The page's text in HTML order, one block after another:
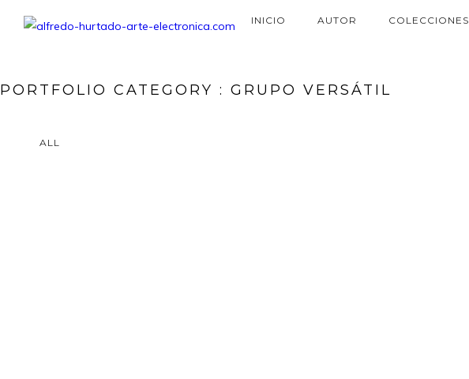
INICIO AUTOR COLECCIONES
PORTFOLIO CATEGORY : GRUPO VERSÁTIL
ALL